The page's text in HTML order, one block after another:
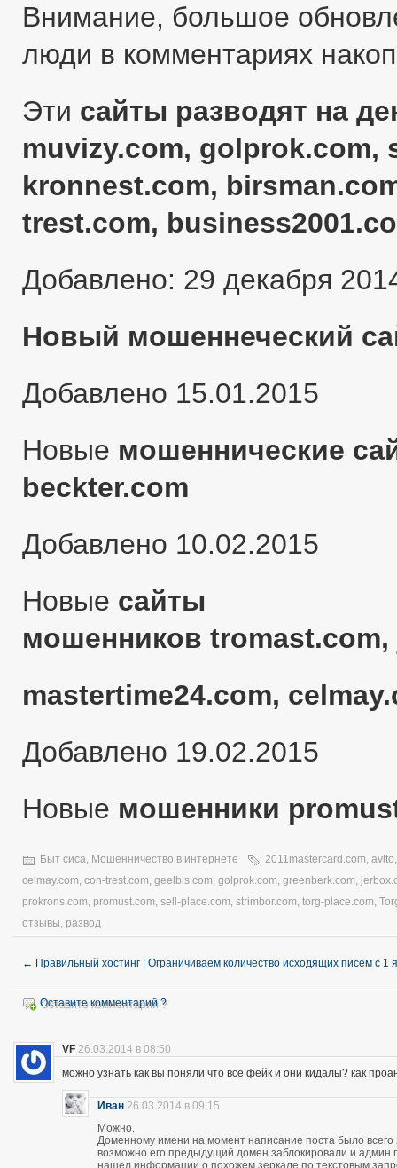
Внимание, большое
люди в комментариях
Эти сайты разводят на
muvizy.com, golprok.com,
kronnest.com,
trest.com,
Добавлено: 29 декабря
Новый мошеннеческий
Добавлено 15.01.2015
Новые мошеннические
beckter.com
Добавлено 10.02.2015
Новые сайты
мошенников
mastertime24.com,
Добавлено 19.02.2015
Новые мошенники
Быт сиса, Мошенничество в интернете 2011mastercard.com, avito
celmay.com, con-trest.com, geelbis.com, golprok.com, greenberk.com,
prokrons.com, promust.com, sell-place.com, strimbor.com, torg-place.com,
отзывы, развод
← Правильный хостинг | Ограничиваем количество исходящих писем с 1
Оставите комментарий ?
VF 26.03.2014 в 08:50
можно узнать как вы поняли что все фейк и они кидалы? как
Иван 26.03.2014 в 09:15
Можно.
Доменному имени на момент написание поста было
возможно его предыдущий домен заблокировали и админ
нашел информации о похожем зеркале по текстовым